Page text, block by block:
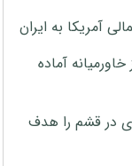
آمریکا به ایران
آماده
خانه‌ای در قشم را هدف